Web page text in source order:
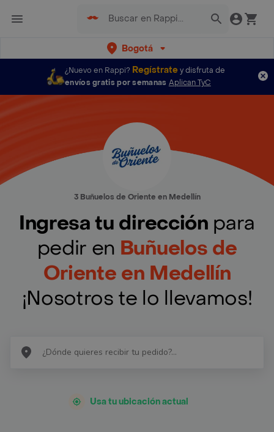
Bogotá
¿Nuevo en Rappi? Regístratey disfruta de
envíos gratis por semanas Aplican TyC
3 Buñuelos de Oriente en Medellín
Ingresa tu dirección para
pedir en Buñuelos de
Oriente en Medellín
¡Nosotros te lo llevamos!
Usa tu ubicación actual